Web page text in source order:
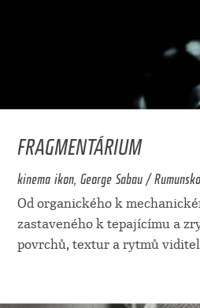
FRAGMENTÁRIUM
kinema ikon, George Sabau /
Od organického k
zastaveného k tepajícímu a
povrchů, textur a rytmů